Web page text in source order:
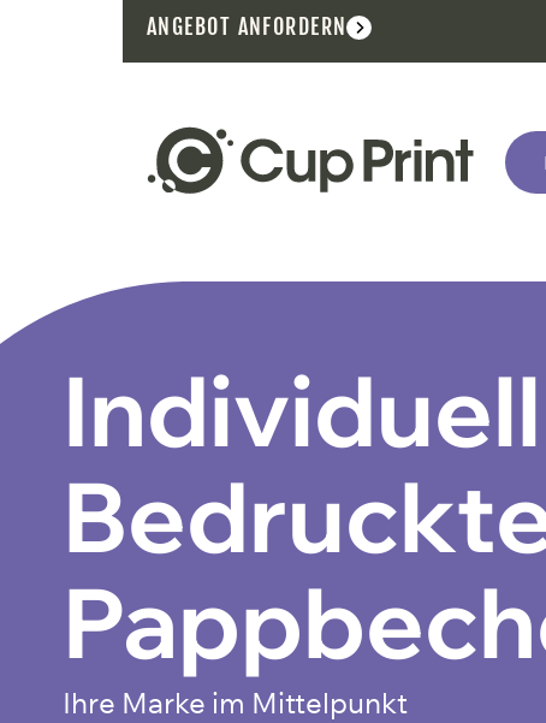
ANGEBOT ANFORDERN
Individuell
Ihre Marke im Mittelpunkt